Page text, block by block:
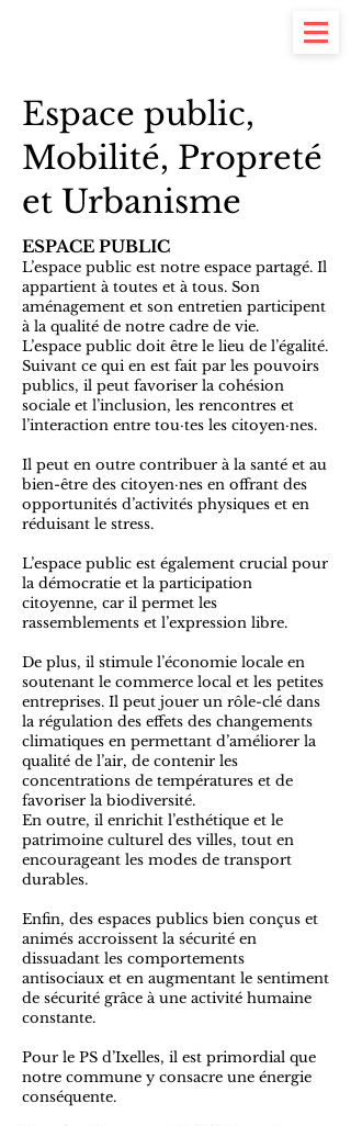
Espace public,
Mobilité, Propreté
et Urbanisme
ESPACE PUBLIC
L’espace public est notre espace partagé. Il
appartient à toutes et à tous. Son
aménagement et son entretien participent
à la qualité de notre cadre de vie.
L’espace public doit être le lieu de l’égalité.
Suivant ce qui en est fait par les pouvoirs
publics, il peut favoriser la cohésion
sociale et l’inclusion, les rencontres et
l’interaction entre tou·tes les citoyen·nes.
Il peut en outre contribuer à la santé et au
bien-être des citoyen·nes en offrant des
opportunités d’activités physiques et en
réduisant le stress.
L’espace public est également crucial pour
la démocratie et la participation
citoyenne, car il permet les
rassemblements et l’expression libre.
De plus, il stimule l’économie locale en
soutenant le commerce local et les petites
entreprises. Il peut jouer un rôle-clé dans
la régulation des effets des changements
climatiques en permettant d’améliorer la
qualité de l’air, de contenir les
concentrations de températures et de
favoriser la biodiversité.
En outre, il enrichit l’esthétique et le
patrimoine culturel des villes, tout en
encourageant les modes de transport
durables.
Enfin, des espaces publics bien conçus et
animés accroissent la sécurité en
dissuadant les comportements
antisociaux et en augmentant le sentiment
de sécurité grâce à une activité humaine
constante.
Pour le PS d’Ixelles, il est primordial que
notre commune y consacre une énergie
conséquente.